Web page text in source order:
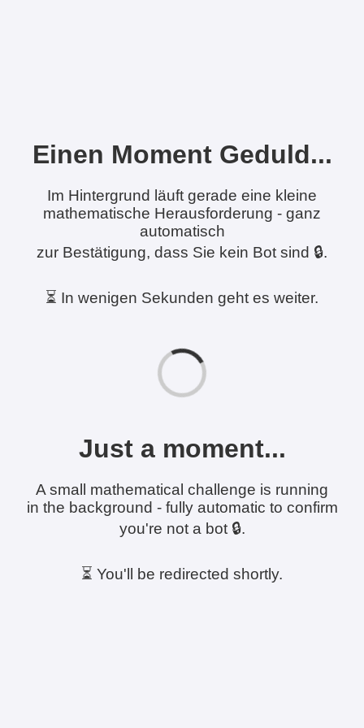
Einen Moment Geduld...
Im Hintergrund läuft gerade eine kleine
mathematische Herausforderung - ganz
automatisch
zur Bestätigung, dass Sie kein Bot sind 🔒.
⏳ In wenigen Sekunden geht es weiter.
Just a moment...
A small mathematical challenge is running
in the background - fully automatic to confirm
you're not a bot 🔒.
⏳ You'll be redirected shortly.